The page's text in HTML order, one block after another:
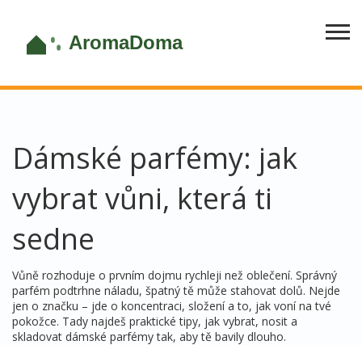
Dámské parfémy: jak
vybrat vůni, která ti
sedne
Vůně rozhoduje o prvním dojmu rychleji než oblečení. Správný
parfém podtrhne náladu, špatný tě může stahovat dolů. Nejde
jen o značku – jde o koncentraci, složení a to, jak voní na tvé
pokožce. Tady najdeš praktické tipy, jak vybrat, nosit a
skladovat dámské parfémy tak, aby tě bavily dlouho.